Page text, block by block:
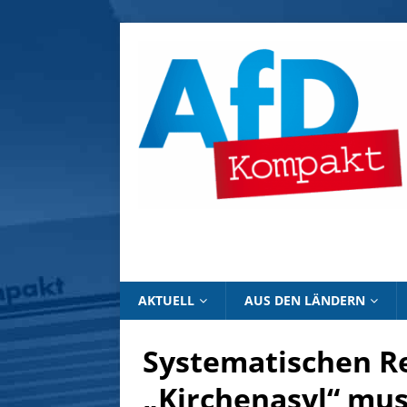
AKTUELL AUS DEN LÄNDERN
Systematischen
„Kirchenasyl“